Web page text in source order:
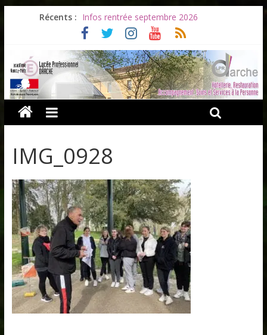
Récents : Infos rentrée septembre 2026
Soirée d’adieux au Lycée Darche
Les ULiS en haut du podium
Océane et la promotion du bénévolat
Bonnes vacances à tous !
IMG_0928